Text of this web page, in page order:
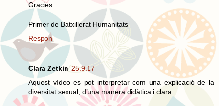
Gracies.
Primer de Batxillerat Humanitats
Respon
Clara Zetkin 25.9.17
Aquest vídeo es pot interpretar com una explicació de la
diversitat sexual, d’una manera didàtica i clara.